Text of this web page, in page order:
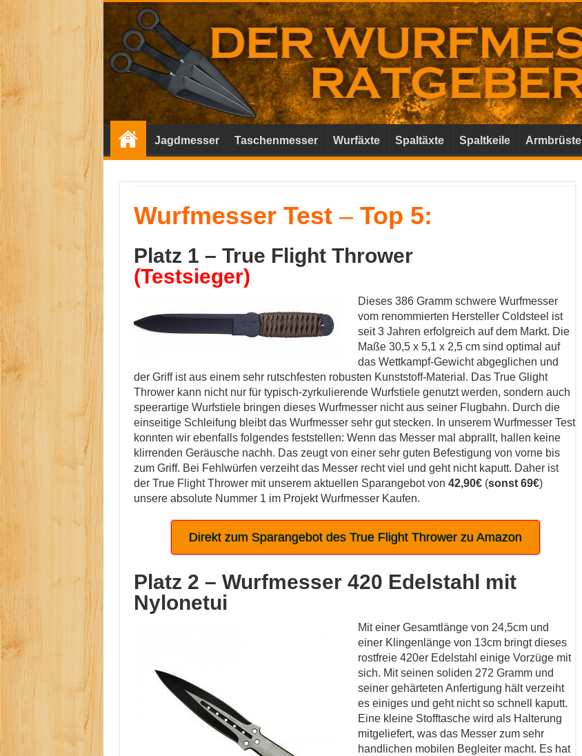
Jagdmesser Taschenmesser Wurfäxte Spaltäxte Spaltkeile Armbrüste
Wurfmesser Test – Top 5:
Platz 1 – True Flight Thrower
(Testsieger)
Dieses 386 Gramm schwere Wurfmesser
vom renommierten Hersteller Coldsteel ist
seit 3 Jahren erfolgreich auf dem Markt. Die
Maße 30,5 x 5,1 x 2,5 cm sind optimal auf
das Wettkampf-Gewicht abgeglichen und
der Griff ist aus einem sehr rutschfesten robusten Kunststoff-Material. Das True Glight
Thrower kann nicht nur für typisch-zyrkulierende Wurfstiele genutzt werden, sondern auch
speerartige Wurfstiele bringen dieses Wurfmesser nicht aus seiner Flugbahn. Durch die
einseitige Schleifung bleibt das Wurfmesser sehr gut stecken. In unserem Wurfmesser Test
konnten wir ebenfalls folgendes feststellen: Wenn das Messer mal abprallt, hallen keine
klirrenden Geräusche nachh. Das zeugt von einer sehr guten Befestigung von vorne bis
zum Griff. Bei Fehlwürfen verzeiht das Messer recht viel und geht nicht kaputt. Daher ist
der True Flight Thrower mit unserem aktuellen Sparangebot von 42,90€(sonst 69€)
unsere absolute Nummer 1 im Projekt Wurfmesser Kaufen.
Direkt zum Sparangebot des True Flight Thrower zu Amazon
Platz 2 – Wurfmesser 420 Edelstahl mit
Nylonetui
Mit einer Gesamtlänge von 24,5cm und
einer Klingenlänge von 13cm bringt dieses
rostfreie 420er Edelstahl einige Vorzüge mit
sich. Mit seinen soliden 272 Gramm und
seiner gehärteten Anfertigung hält verzeiht
es einiges und geht nicht so schnell kaputt.
Eine kleine Stofftasche wird als Halterung
mitgeliefert, was das Messer zum sehr
handlichen mobilen Begleiter macht. Es hat